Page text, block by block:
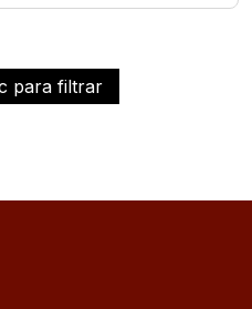
para filtrar